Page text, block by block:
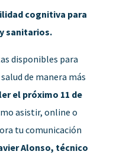
cognitiva para
sanitarios.
disponibles para
de manera más
el próximo 11 de
asistir, online o
tu comunicación
Alonso, técnico